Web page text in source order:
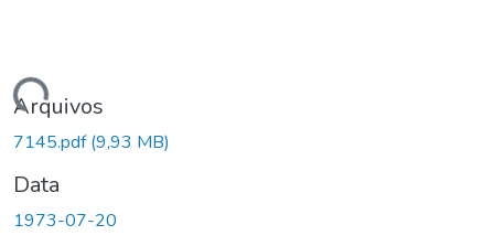
Arquivos
7145.pdf(9,93 MB)
Data
1973-07-20